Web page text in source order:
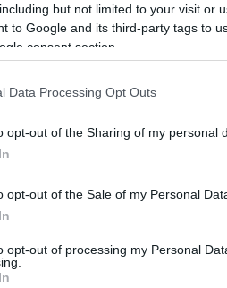
but not limited to your visit or
to Google and its third-party tags to
consent section.
Data Processing Opt Outs
opt-out of the Sharing of my personal
opt-out of the Sale of my Personal
opt-out of processing my Personal
της Παλαιστίνης»,
Ζαν-Νοέλ Μπαρό σε
Χ.